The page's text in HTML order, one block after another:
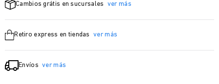
Cambios grátis en sucursales ver más
Retiro express en tiendas ver más
Envíos ver más